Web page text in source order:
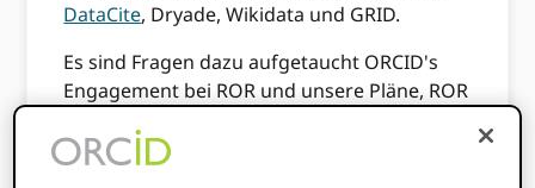
DataCite, Dryade, Wikidata und GRID.
Es sind Fragen dazu aufgetaucht ORCID's
Engagement bei ROR und unsere Pläne, ROR
deshalb widmen wir den heutigen Beitrag